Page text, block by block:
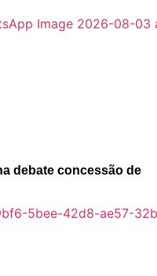
debate concessão de